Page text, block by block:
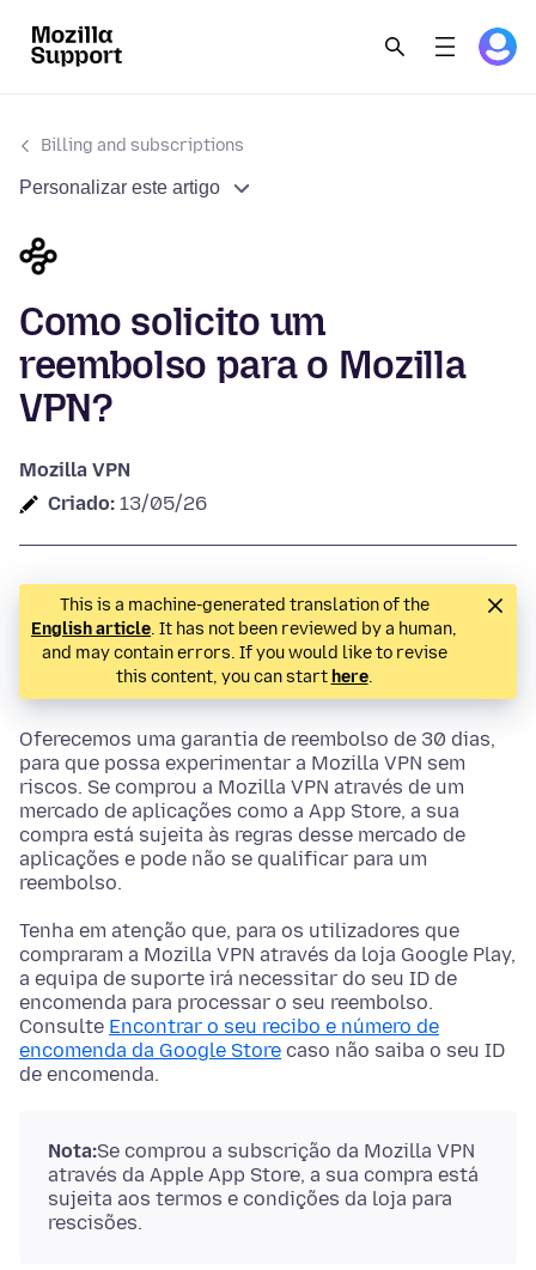
Billing and subscriptions
Personalizar este artigo
Como solicito um
reembolso para o Mozilla
VPN?
Mozilla VPN
Criado: 13/05/26
This is a machine-generated translation of the
English article. It has not been reviewed by a human,
and may contain errors. If you would like to revise
this content, you can start here.
Oferecemos uma garantia de reembolso de 30 dias,
para que possa experimentar a Mozilla VPN sem
riscos. Se comprou a Mozilla VPN através de um
mercado de aplicações como a App Store, a sua
compra está sujeita às regras desse mercado de
aplicações e pode não se qualificar para um
reembolso.
Tenha em atenção que, para os utilizadores que
compraram a Mozilla VPN através da loja Google Play,
a equipa de suporte irá necessitar do seu ID de
encomenda para processar o seu reembolso.
Consulte Encontrar o seu recibo e número de
encomenda da Google Store caso não saiba o seu ID
de encomenda.
Nota:Se comprou a subscrição da Mozilla VPN
através da Apple App Store, a sua compra está
sujeita aos termos e condições da loja para
rescisões.